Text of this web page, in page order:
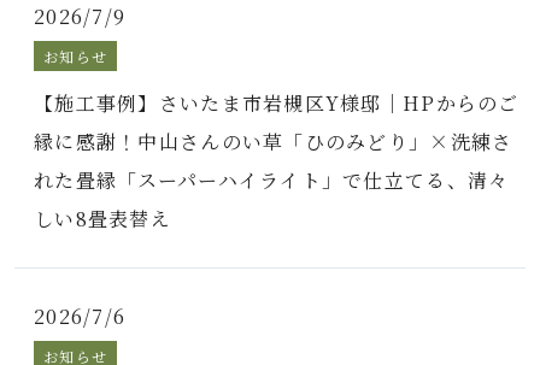
2026/7/9
お知らせ
【施工事例】さいたま市岩槻区Y様邸｜HPからのご
縁に感謝！中山さんのい草「ひのみどり」×洗練さ
れた畳縁「スーパーハイライト」で仕立てる、清々
しい8畳表替え
2026/7/6
お知らせ